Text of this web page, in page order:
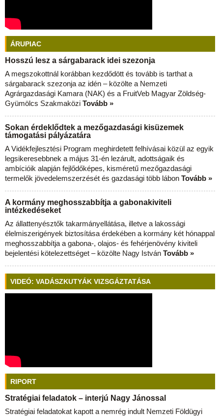
ÁRUPIAC
Hosszú lesz a sárgabarack idei szezonja
A megszokottnál korábban kezdődött és tovább is tarthat a
sárgabarack szezonja az idén – közölte a Nemzeti
Agrárgazdasági Kamara (NAK) és a FruitVeb Magyar Zöldség-
Gyümölcs Szakmaközi Tovább »
Sokan érdeklődtek a mezőgazdasági kisüzemek
támogatási pályázatára
A Vidékfejlesztési Program meghirdetett felhívásai közül az egyik
legsikeresebbnek a május 31-én lezárult, adottságaik és
ambícióik alapján fejlődőképes, kisméretű mezőgazdasági
termelők jövedelemszerzését és gazdasági több lábon Tovább »
A kormány meghosszabbítja a gabonakiviteli
intézkedéseket
Az állattenyésztők takarmányellátása, illetve a lakossági
élelmiszerigények biztosítása érdekében a kormány két hónappal
meghosszabbítja a gabona-, olajos- és fehérjenövény kiviteli
bejelentési kötelezettséget – közölte Nagy István Tovább »
VIDEÓ: VADÁSZKUTYÁK VIZSGÁZTATÁSA
RIPORT
Stratégiai feladatok – interjú Nagy Jánossal
Stratégiai feladatokat kapott a nemrég indult Nemzeti Földügyi